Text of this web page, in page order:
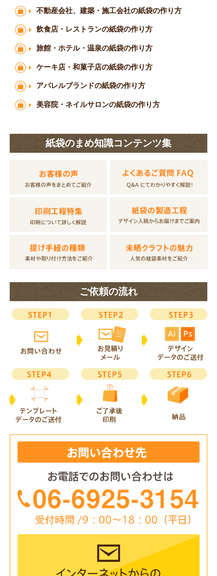
不動産会社、建築・施工会社の紙袋の作り方
飲食店・レストランの紙袋の作り方
旅館・ホテル・温泉の紙袋の作り方
ケーキ店・和菓子店の紙袋の作り方
アパレルブランドの紙袋の作り方
美容院・ネイルサロンの紙袋の作り方
紙袋のまめ知識コンテンツ集
ご依頼の流れ